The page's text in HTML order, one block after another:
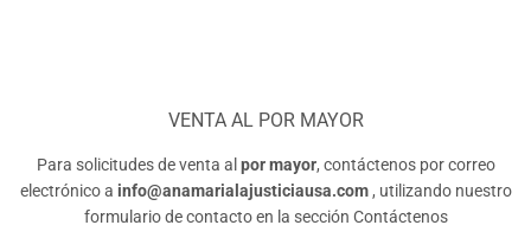
VENTA AL POR MAYOR
Para solicitudes de venta al por mayor, contáctenos por correo
electrónico a info@anamarialajusticiausa.com, utilizando nuestro
formulario de contacto en la sección Contáctenos